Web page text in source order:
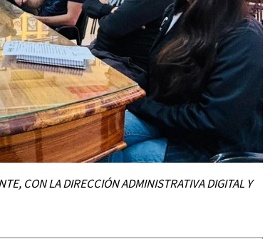
CON LA DIRECCIÓN ADMINISTRATIVA DIGITAL Y